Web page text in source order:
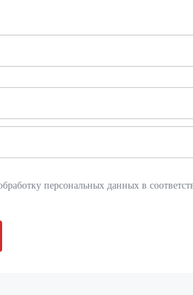
персональных данных в